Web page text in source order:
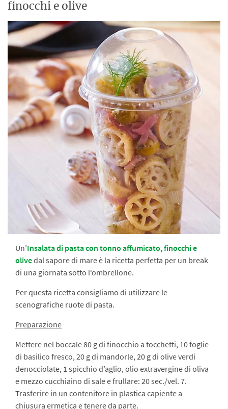
finocchi e olive
Un’Insalata di pasta con tonno affumicato, finocchi e
olivedal sapore di mare è la ricetta perfetta per un break
di una giornata sotto l‘ombrellone.
Per questa ricetta consigliamo di utilizzare le
scenografiche ruote di pasta.
Preparazione
Mettere nel boccale 80 g di finocchio a tocchetti, 10 foglie
di basilico fresco, 20 g di mandorle, 20 g di olive verdi
denocciolate, 1 spicchio d’aglio, olio extravergine di oliva
e mezzo cucchiaino di sale e frullare: 20 sec./vel. 7.
Trasferire in un contenitore in plastica capiente a
chiusura ermetica e tenere da parte.